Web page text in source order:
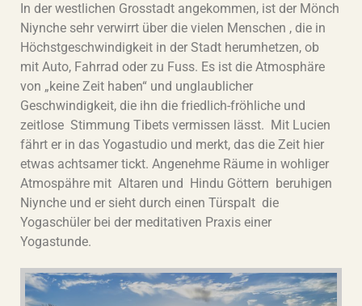
In der westlichen Grosstadt angekommen, ist der Mönch
Niynche sehr verwirrt über die vielen Menschen , die in
Höchstgeschwindigkeit in der Stadt herumhetzen, ob
mit Auto, Fahrrad oder zu Fuss. Es ist die Atmosphäre
von „keine Zeit haben“ und unglaublicher
Geschwindigkeit, die ihn die friedlich-fröhliche und
zeitlose Stimmung Tibets vermissen lässt. Mit Lucien
fährt er in das Yogastudio und merkt, das die Zeit hier
etwas achtsamer tickt. Angenehme Räume in wohliger
Atmospähre mit Altaren und Hindu Göttern beruhigen
Niynche und er sieht durch einen Türspalt die
Yogaschüler bei der meditativen Praxis einer
Yogastunde.